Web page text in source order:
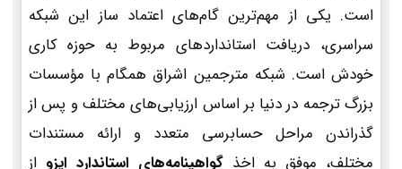
است. یکی از مهم‌ترین گام‌های اعتماد ساز این شبکه
سراسری، دریافت استانداردهای مربوط به حوزه کاری
خودش است. شبکه مترجمین اشراق همگام با مؤسسات
بزرگ ترجمه در دنیا بر اساس ارزیابی‌های مختلف و پس از
گذراندن مراحل حسابرسی متعدد و ارائه مستندات
مختلف، موفق به اخذ گواهینامه‌های استاندارد ایزو از